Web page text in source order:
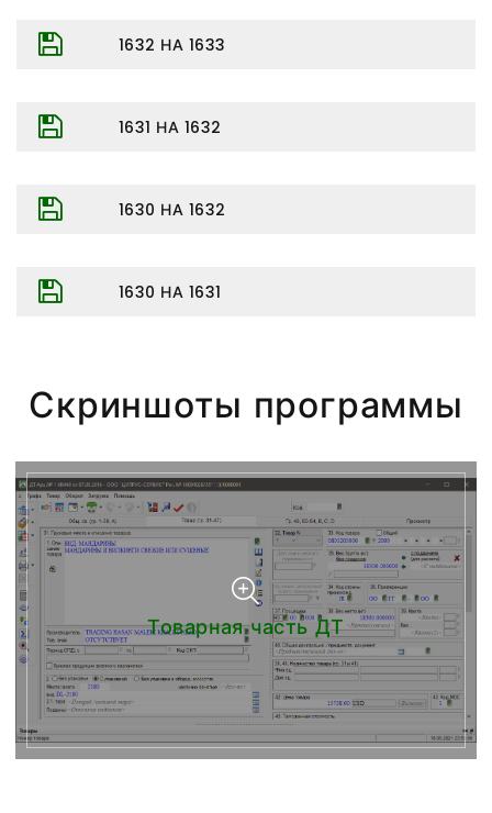
1632 НА 1633
1631 НА 1632
1630 НА 1632
1630 НА 1631
Скриншоты программы
Товарная часть ДТ